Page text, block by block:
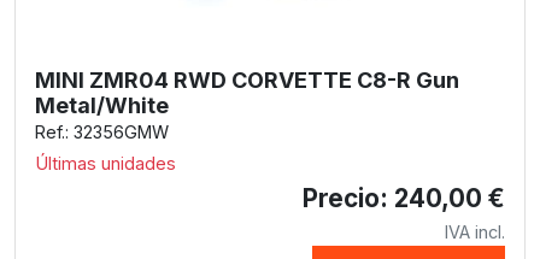
MINI ZMR04 RWD CORVETTE C8-R Gun
Metal/White
Ref.: 32356GMW
Últimas unidades
Precio: 240,00 €
IVA incl.